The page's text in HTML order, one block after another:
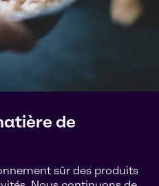
de
sûr des produits